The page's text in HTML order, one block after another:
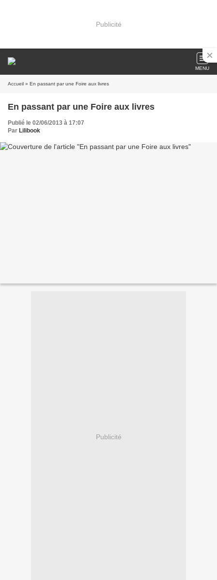
Publicité
MENU
Accueil » En passant par une Foire aux livres
En passant par une Foire aux livres
Publié le 02/06/2013 à 17:07
Par Lilibook
Publicité